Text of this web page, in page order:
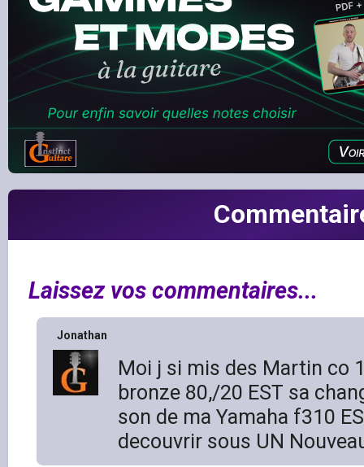
Laissez vos commentaires...
Jonathan
Moi j si mis des Martin co
bronze 80,/20 EST sa
son de ma Yamaha f310
decouvrir sous UN